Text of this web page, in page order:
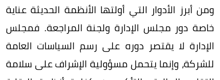
ومن أبرز الأدوار التي أولتها الأنظمة الحديثة عناية
خاصة دور مجلس الإدارة ولجنة المراجعة. فمجلس
الإدارة لا يقتصر دوره على رسم السياسات العامة
للشركة، وإنما يتحمل مسؤولية الإشراف على سلامة